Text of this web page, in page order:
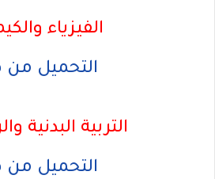
الفيزياء
التحميل من
التربية البدنية
التحميل من